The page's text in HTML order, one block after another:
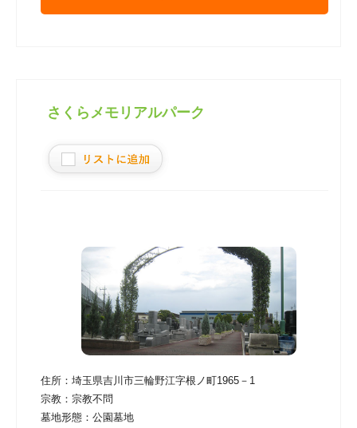
さくらメモリアルパーク
住所： 埼玉県吉川市三輪野江字根ノ町1965－1
宗教： 宗教不問
墓地形態： 公園墓地